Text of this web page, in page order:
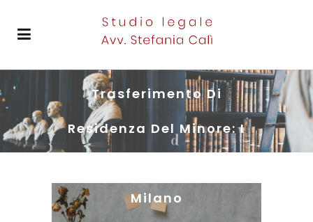
Trasferimento Di
Residenza Del Minore: I
Milano